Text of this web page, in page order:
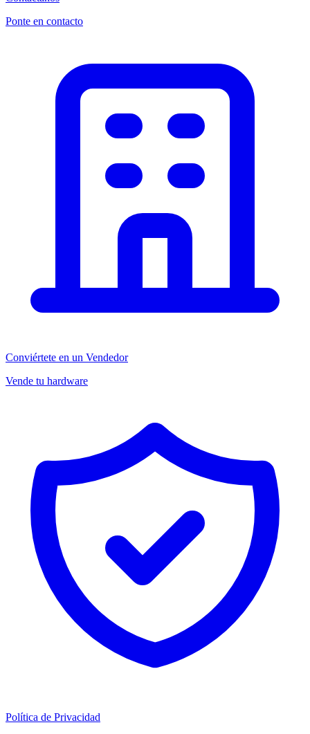
Ponte en contacto
Conviértete en un Vendedor
Vende tu hardware
Política de Privacidad